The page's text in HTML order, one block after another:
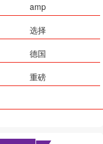
amp
选择
德国
重磅